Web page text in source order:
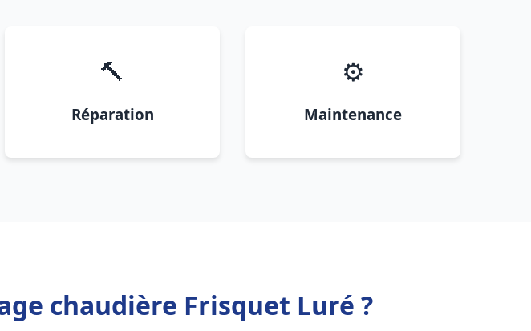
🔨
Réparation
⚙️
Maintenance
chaudière Frisquet Luré ?